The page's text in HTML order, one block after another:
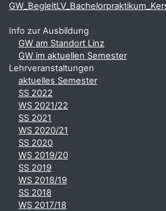
Info zur Ausbildung
GW am Standort Linz
GW im aktuellen Semester
Lehrveranstaltungen
aktuelles Semester
SS 2022
WS 2021/22
SS 2021
WS 2020/21
SS 2020
WS 2019/20
SS 2019
WS 2018/19
SS 2018
WS 2017/18